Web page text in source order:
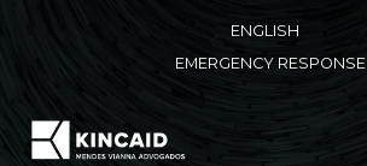
ENGLISH
EMERGENCY RESPONSE